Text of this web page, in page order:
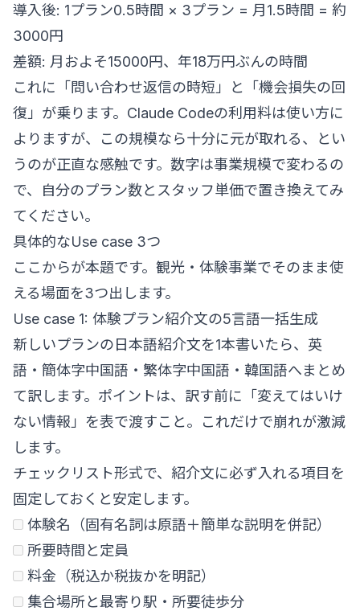
導入後: 1プラン0.5時間 × 3プラン = 月1.5時間 = 約
3000円
差額: 月およそ15000円、年18万円ぶんの時間
これに「問い合わせ返信の時短」と「機会損失の回
復」が乗ります。Claude Codeの利用料は使い方に
よりますが、この規模なら十分に元が取れる、とい
うのが正直な感触です。数字は事業規模で変わるの
で、自分のプラン数とスタッフ単価で置き換えてみ
てください。
具体的なUse case 3つ
ここからが本題です。観光・体験事業でそのまま使
える場面を3つ出します。
Use case 1: 体験プラン紹介文の5言語一括生成
新しいプランの日本語紹介文を1本書いたら、英
語・簡体字中国語・繁体字中国語・韓国語へまとめ
て訳します。ポイントは、訳す前に「変えてはいけ
ない情報」を表で渡すこと。これだけで崩れが激減
します。
チェックリスト形式で、紹介文に必ず入れる項目を
固定しておくと安定します。
体験名（固有名詞は原語＋簡単な説明を併記）
所要時間と定員
料金（税込か税抜かを明記）
集合場所と最寄り駅・所要徒歩分